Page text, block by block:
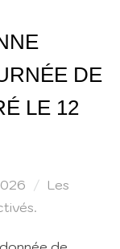
DE
LE 12
Les